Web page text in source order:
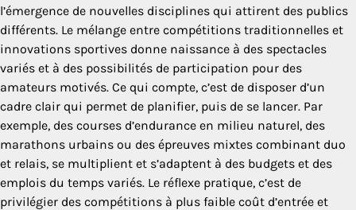
l’émergence de nouvelles disciplines qui attirent des publics
différents. Le mélange entre compétitions traditionnelles et
innovations sportives donne naissance à des spectacles
variés et à des possibilités de participation pour des
amateurs motivés. Ce qui compte, c’est de disposer d’un
cadre clair qui permet de planifier, puis de se lancer. Par
exemple, des courses d’endurance en milieu naturel, des
marathons urbains ou des épreuves mixtes combinant duo
et relais, se multiplient et s’adaptent à des budgets et des
emplois du temps variés. Le réflexe pratique, c’est de
privilégier des compétitions à plus faible coût d’entrée et